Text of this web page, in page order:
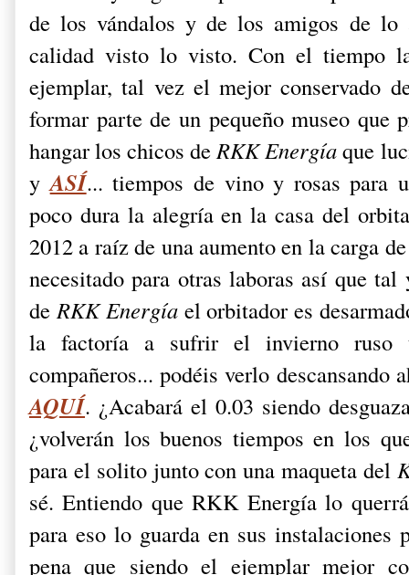
de los vándalos y de los amigos de lo
calidad visto lo visto. Con el tiempo
ejemplar, tal vez el mejor conservado
formar parte de un pequeño museo que
hangar los chicos deRKK Energíaque
yASÍ... tiempos de vino y rosas para
poco dura la alegría en la casa del
2012 a raíz de una aumento en la carga
necesitado para otras laboras así que
deRKK Energíael orbitador es
la factoría a sufrir el invierno ruso
compañeros... podéis verlo descansando
AQUÍ. ¿Acabará el 0.03 siendo
¿volverán los buenos tiempos en los
para el solito junto con una maqueta del
sé. Entiendo que RKK Energía lo
para eso lo guarda en sus instalaciones
pena que siendo el ejemplar mejor